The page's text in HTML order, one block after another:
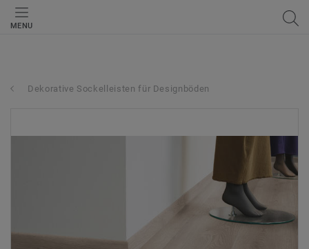
MENU
Dekorative Sockelleisten für Designböden